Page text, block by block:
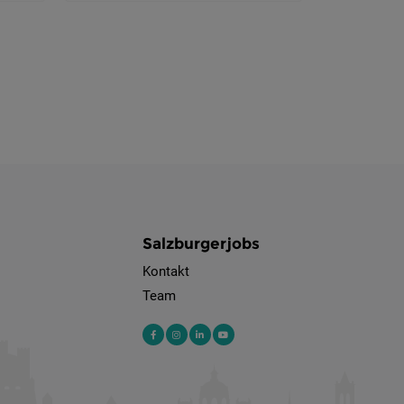
Salzburgerjobs
Kontakt
Team